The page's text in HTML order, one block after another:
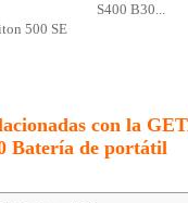
S400 B30...
500 SE
con la
Batería de portátil